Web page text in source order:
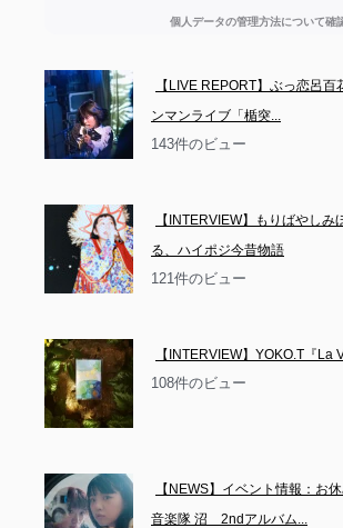
【LIVE REPORT】ぶっ恋呂百
ンマンライブ「楯突...
143件のビュー
【INTERVIEW】もりばやしみ
る、ハイポジ今昔物語
121件のビュー
【INTERVIEW】YOKO.T『La
108件のビュー
【NEWS】イベント情報：お
音楽隊 沼　2ndアルバム...